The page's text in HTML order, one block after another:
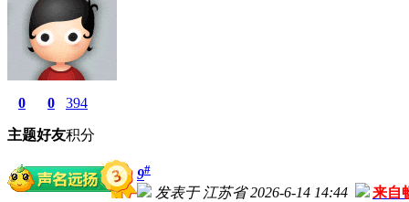
0
主题
0
好友
394
积分
9#
发表于 江苏省 2026-6-14 14:44
来自